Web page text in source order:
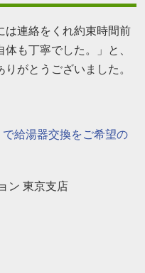
は連絡をくれ約束時間前
も丁寧でした。」と、
がとうございました。
で給湯器交換をご希望の
ン 東京支店